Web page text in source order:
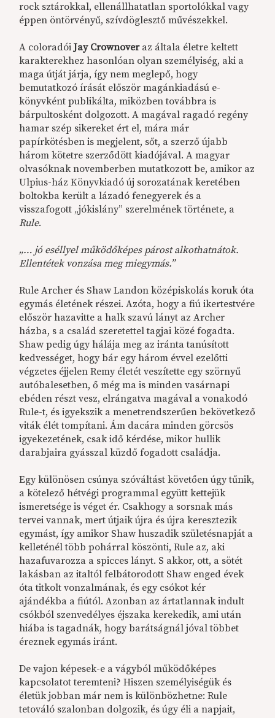
rock sztárokkal, ellenállhatatlan sportolókkal vagy
éppen öntörvényű, szívdöglesztő művészekkel.
A coloradói Jay Crownoveraz általa életre keltett
karakterekhez hasonlóan olyan személyiség, aki a
maga útját járja, így nem meglepő, hogy
bemutatkozó írását először magánkiadású e-
könyvként publikálta, miközben továbbra is
bárpultosként dolgozott. A magával ragadó regény
hamar szép sikereket ért el, mára már
papírkötésben is megjelent, sőt, a szerző újabb
három kötetre szerződött kiadójával. A magyar
olvasóknak novemberben mutatkozott be, amikor az
Ulpius-ház Könyvkiadó új sorozatának keretében
boltokba került a lázadó fenegyerek és a
visszafogott „jókislány” szerelmének története, a
Rule.
„… jó eséllyel működőképes párost alkothatnátok.
Ellentétek vonzása meg miegymás.”
Rule Archer és Shaw Landon középiskolás koruk óta
egymás életének részei. Azóta, hogy a fiú ikertestvére
először hazavitte a halk szavú lányt az Archer
házba, s a család szeretettel tagjai közé fogadta.
Shaw pedig úgy hálája meg az iránta tanúsított
kedvességet, hogy bár egy három évvel ezelőtti
végzetes éjjelen Remy életét veszítette egy szörnyű
autóbalesetben, ő még ma is minden vasárnapi
ebéden részt vesz, elrángatva magával a vonakodó
Rule-t, és igyekszik a menetrendszerűen bekövetkező
viták élét tompítani. Ám dacára minden görcsös
igyekezetének, csak idő kérdése, mikor hullik
darabjaira gyásszal küzdő fogadott családja.
Egy különösen csúnya szóváltást követően úgy tűnik,
a kötelező hétvégi programmal együtt kettejük
ismeretsége is véget ér. Csakhogy a sorsnak más
tervei vannak, mert útjaik újra és újra keresztezik
egymást, így amikor Shaw huszadik születésnapját a
kelleténél több pohárral köszönti, Rule az, aki
hazafuvarozza a spicces lányt. S akkor, ott, a sötét
lakásban az italtól felbátorodott Shaw enged évek
óta titkolt vonzalmának, és egy csókot kér
ajándékba a fiútól. Azonban az ártatlannak indult
csókból szenvedélyes éjszaka kerekedik, ami után
hiába is tagadnák, hogy barátságnál jóval többet
éreznek egymás iránt.
De vajon képesek-e a vágyból működőképes
kapcsolatot teremteni? Hiszen személyiségük és
életük jobban már nem is különbözhetne: Rule
tetováló szalonban dolgozik, és úgy éli a napjait,